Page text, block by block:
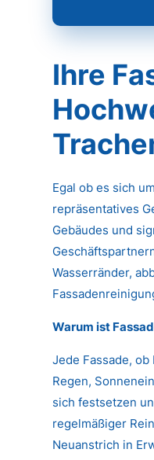
Ihre
Egal ob es sich
repräsentatives
Gebäudes und
Wasserränder,
Warum ist
Jede Fassade,
Regen,
sich festsetzen
regelmäßiger
Neuanstrich in